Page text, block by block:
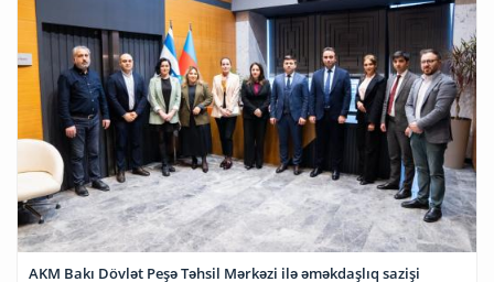
AKM Bakı Dövlət Peşə Təhsil Mərkəzi ilə əməkdaşlıq sazişi